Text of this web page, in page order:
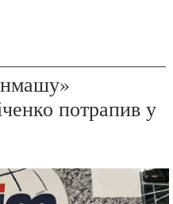
потрапив у